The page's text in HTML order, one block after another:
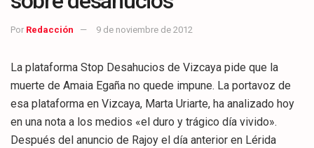
Por Redacción 9 de noviembre de 2012
La plataforma Stop Desahucios de Vizcaya pide que la
muerte de Amaia Egaña no quede impune. La portavoz de
esa plataforma en Vizcaya, Marta Uriarte, ha analizado hoy
en una nota a los medios «el duro y trágico día vivido».
Después del anuncio de Rajoy el día anterior en Lérida